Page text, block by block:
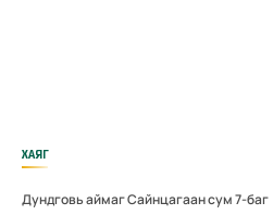
ХАЯГ
Дундговь аймаг Сайнцагаан сум 7-баг